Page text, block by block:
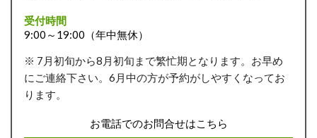
受付時間
9:00～19:00（年中無休）
※ 7月初旬から8月初旬まで繁忙期となります。お早め
にご連絡下さい。6月中の方が予約がしやすくなってお
ります。
お電話でのお問合せはこちら